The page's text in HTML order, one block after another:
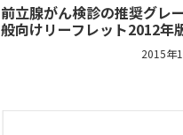
前立腺がん検診の推奨グレ
般向けリーフレット2012年
2015年